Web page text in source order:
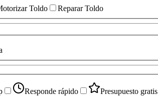
Toldo Reparar Toldo
Responde rápido Presupuesto gratis